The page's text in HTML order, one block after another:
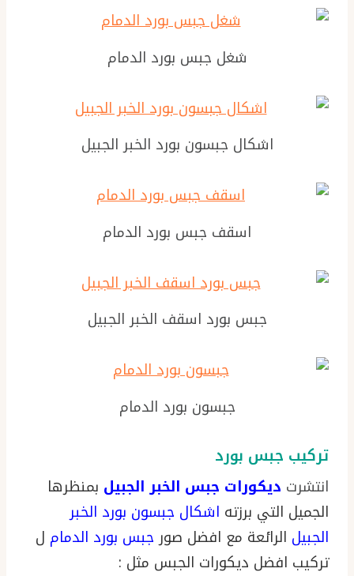
شغل جبس بورد الدمام
اشكال جبسون بورد الخبر الجبيل
اسقف جبس بورد الدمام
جبس بورد اسقف الخبر الجبيل
جبسون بورد الدمام
تركيب جبس بورد
انتشرت ديكورات جبس الخبر الجبيل بمنظرها
الجميل التي برزته اشكال جبسون بورد الخبر
الجبيل الرائعة مع افضل صورجبس بورد الدمام ل
تركيب افضل ديكورات الجبس مثل :